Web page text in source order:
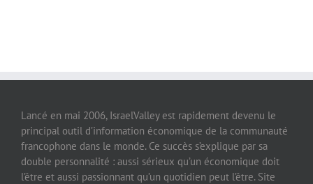
Lancé en mai 2006, IsraelValley est rapidement devenu le
principal outil d’information économique de la communauté
francophone dans le monde. Ce succès s’explique par sa
double personnalité : aussi sérieux qu’un économique doit
l’être et aussi passionnant qu’un quotidien peut l’être. Site